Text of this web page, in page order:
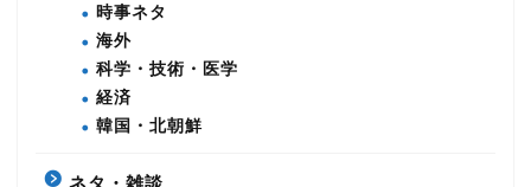
時事ネタ
海外
科学・技術・医学
経済
韓国・北朝鮮